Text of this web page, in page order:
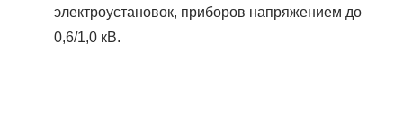
электроустановок, приборов напряжением до
0,6/1,0 кВ.